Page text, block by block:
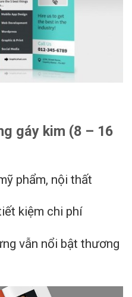
gáy kim (8 – 16
phẩm, nội thất
kiệm chi phí
vẫn nổi bật thương